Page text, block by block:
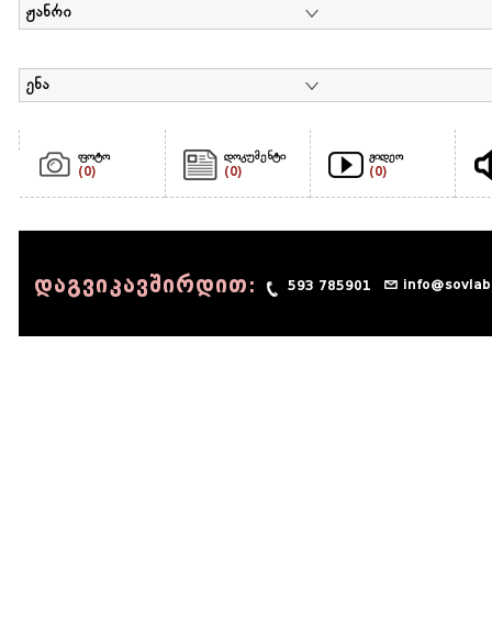
ჟანრი
ენა
ფოტო
(0)
დოკუმენტი
(0)
ვიდეო
(0)
დაგვიკავშირდით: 593 785901